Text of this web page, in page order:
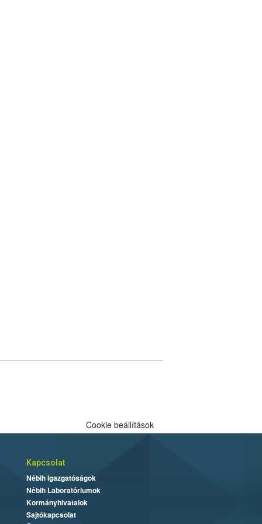
Cookie beállítások
Kapcsolat
Nébih Igazgatóságok
Nébih Laboratóriumok
Kormányhivatalok
Sajtókapcsolat